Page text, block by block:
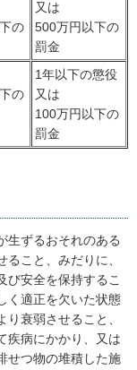
の
又は
500万円以下の
罰金
の
1年以下の懲役
又は
100万円以下の
罰金
生ずるおそれのある
こと、みだりに、
び安全を保持するこ
く適正を欠いた状態
衰弱させること、
疾病にかかり、又は
せつ物の堆積した施